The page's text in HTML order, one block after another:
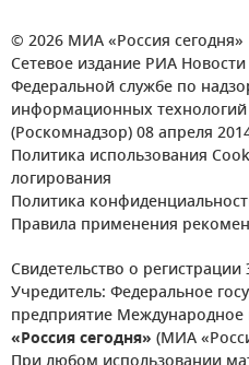
© 2026 МИА «Россия сегодня»
Сетевое издание РИА
Федеральной службе по
информационных
(Роскомнадзор) 08 апреля
Политика использования
логирования
Политика
Правила применения
Свидетельство о
Учредитель: Федеральное
предприятие
«Россия сегодня» (МИА